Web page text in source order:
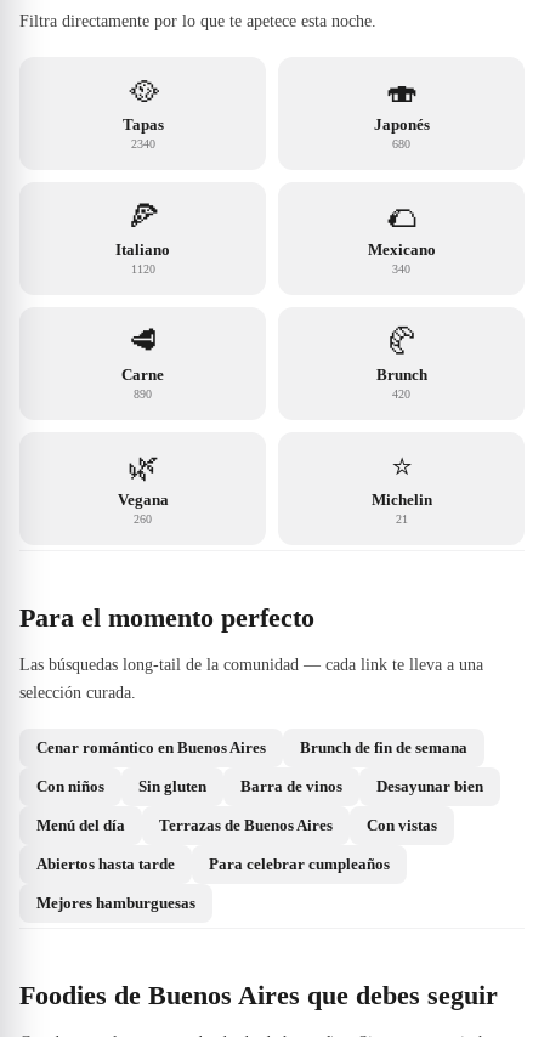
Filtra directamente por lo que te apetece esta noche.
🥘
Tapas
2340
🍣
Japonés
680
🍕
Italiano
1120
🌮
Mexicano
340
🥩
Carne
890
🥐
Brunch
420
🌿
Vegana
260
⭐
Michelin
21
Para el momento perfecto
Las búsquedas long-tail de la comunidad — cada link te lleva a una
selección curada.
Cenar romántico en Buenos Aires Brunch de fin de semana
Con niños Sin gluten Barra de vinos Desayunar bien
Menú del día Terrazas de Buenos Aires Con vistas
Abiertos hasta tarde Para celebrar cumpleaños
Mejores hamburguesas
Foodies de Buenos Aires que debes seguir